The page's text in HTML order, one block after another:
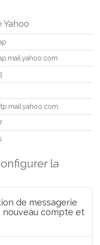
Yahoo
la
de messagerie
nouveau compte et